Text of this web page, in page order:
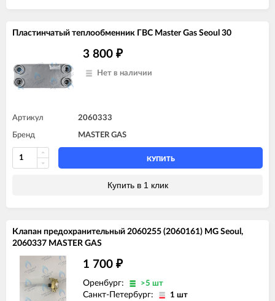
Пластинчатый теплообменник ГВС Master Gas Seoul 30
3 800 ₽
Нет в наличии
Артикул 2060333
Бренд MASTER GAS
КУПИТЬ
Купить в 1 клик
Клапан предохранительный 2060255 (2060161) MG Seoul,
2060337 MASTER GAS
1 700 ₽
Оренбург: >5 шт
Санкт-Петербург: 1 шт